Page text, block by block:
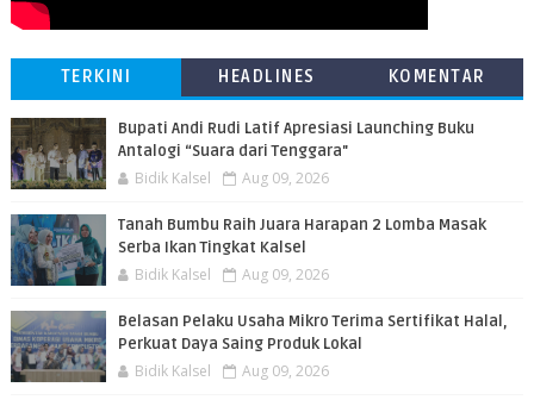
TERKINI HEADLINES KOMENTAR
Bupati Andi Rudi Latif Apresiasi Launching Buku
Antalogi “Suara dari Tenggara"
Bidik Kalsel Aug 09, 2026
Tanah Bumbu Raih Juara Harapan 2 Lomba Masak
Serba Ikan Tingkat Kalsel
Bidik Kalsel Aug 09, 2026
Belasan Pelaku Usaha Mikro Terima Sertifikat Halal,
Perkuat Daya Saing Produk Lokal
Bidik Kalsel Aug 09, 2026